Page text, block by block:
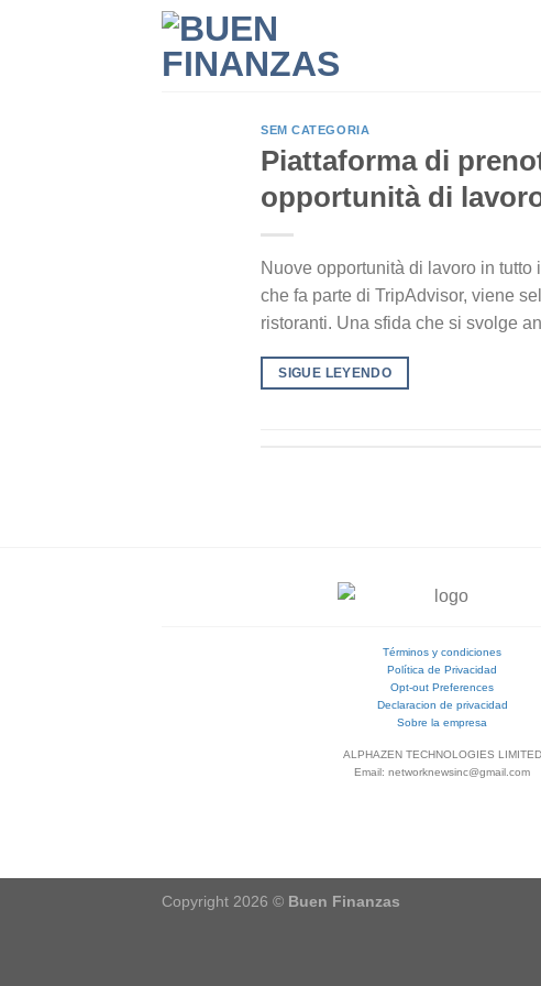
SEM CATEGORIA
Piattaforma di
opportunità di
Nuove opportunità di lavoro in tutto
che fa parte di TripAdvisor, viene
ristoranti. Una sfida che si svolge
SIGUE LEYENDO
Términos y condiciones
Política de Privacidad
Opt-out Preferences
Declaracion de privacidad
Sobre la empresa
ALPHAZEN TECHNOLOGIES LIMITED
Email: networknewsinc@gmail.com
Copyright 2026 © Buen Finanzas